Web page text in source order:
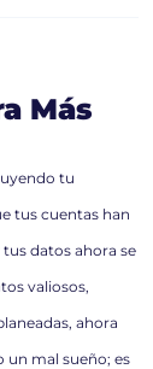
Más
tu
tus cuentas han
datos ahora se
valiosos,
ahora
un mal sueño; es